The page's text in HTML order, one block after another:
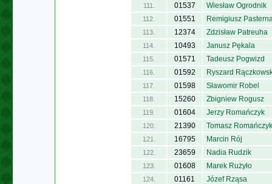
111. 01537 Wiesław Ogrodnik
112. 01551 Remigiusz
113. 12374 Zdzisław Patreuha
114. 10493 Janusz Pękala
115. 01571 Tadeusz Pogwizd
116. 01592 Ryszard
117. 01598 Sławomir Robel
118. 15260 Zbigniew Rogusz
119. 01604 Jerzy Romańczyk
120. 21390 Tomasz Romańczyk
121. 16795 Marcin Rój
122. 23659 Nadia Rudzik
123. 01608 Marek Rużyło
124. 01161 Józef Rząsa